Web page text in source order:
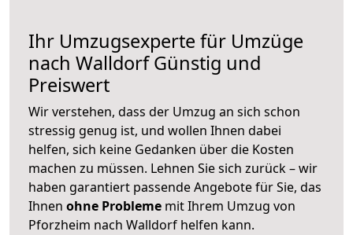
Ihr Umzugsexperte für Umzüge
nach WalldorfGünstig und
Preiswert
Wir verstehen, dass der Umzug an sich schon
stressig genug ist, und wollen Ihnen dabei
helfen, sich keine Gedanken über die Kosten
machen zu müssen. Lehnen Sie sich zurück – wir
haben garantiert passende Angebote für Sie, das
Ihnen ohne Probleme mit Ihrem Umzug von
Pforzheim nach Walldorf helfen kann.